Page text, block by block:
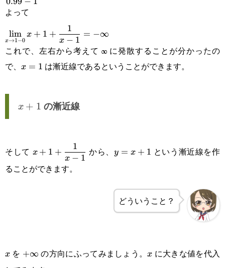
{0.99-1}=-100
よって
\displaystyle
\lim_{x\rightarrow1-
0} x+1+\frac{1}{x-
x→1−0
lim x + 1 +
x − 1
1
= −∞
これで、左右から考えて ∞ に発散することが分かったの
で、 x=1
x = 1 は漸近線であるということができます。
x+1
x + 1 の漸近線
そして
\displaystyle
x+1+\frac{1}
x + 1 +
x − 1
1 から、 y = x + 1 という漸近線を作
ることができます。
どういうこと？
x
x を +\infty
+∞ の方向にふってみましょう。x
x に大きな値を代入